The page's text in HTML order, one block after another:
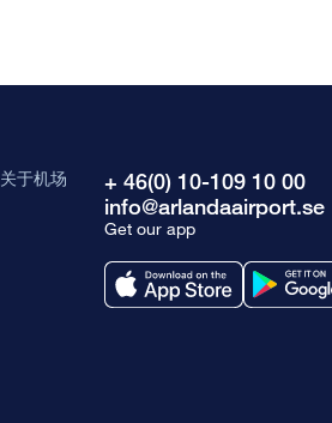
关于机场
+ 46(0) 10-109 10 00
info@arlandaairport.se
Get our app